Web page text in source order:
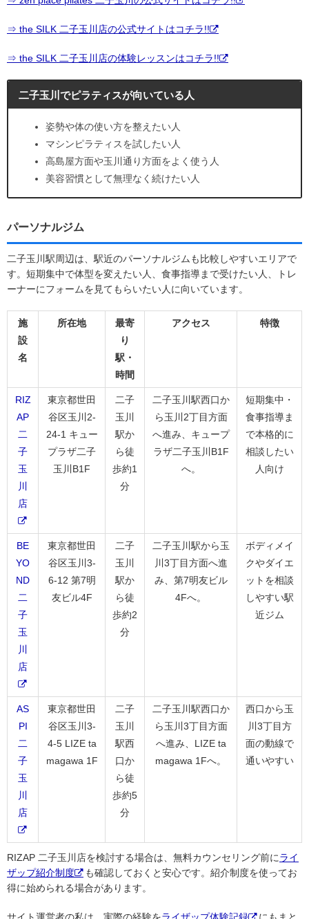
⇒ the SILK 二子玉川店の公式サイトはコチラ!!
⇒ the SILK 二子玉川店の体験レッスンはコチラ!!
二子玉川でピラティスが向いている人
姿勢や体の使い方を整えたい人
マシンピラティスを試したい人
高島屋方面や玉川通り方面をよく使う人
美容習慣として無理なく続けたい人
パーソナルジム
二子玉川駅周辺は、駅近のパーソナルジムも比較しやすいエリアで
す。短期集中で体型を変えたい人、食事指導まで受けたい人、トレ
ーナーにフォームを見てもらいたい人に向いています。
施
設
名
所在地
最寄
り
駅・
時間
アクセス 特徴
RIZ
AP
二
子
玉
川
店
東京都世田
谷区玉川2-
24-1 キュー
プラザ二子
玉川B1F
二子
玉川
駅か
ら徒
歩約1
分
二子玉川駅西口か
ら玉川2丁目方面
へ進み、キュープ
ラザ二子玉川B1F
へ。
短期集中・
食事指導ま
で本格的に
相談したい
人向け
BE
YO
ND
二
子
玉
川
店
東京都世田
谷区玉川3-
6-12 第7明
友ビル4F
二子
玉川
駅か
ら徒
歩約2
分
二子玉川駅から玉
川3丁目方面へ進
み、第7明友ビル
4Fへ。
ボディメイ
クやダイエ
ットを相談
しやすい駅
近ジム
AS
PI
二
子
玉
川
店
東京都世田
谷区玉川3-
4-5 LIZE ta
magawa 1F
二子
玉川
駅西
口か
ら徒
歩約5
分
二子玉川駅西口か
ら玉川3丁目方面
へ進み、LIZE ta
magawa 1Fへ。
西口から玉
川3丁目方
面の動線で
通いやすい
RIZAP 二子玉川店を検討する場合は、無料カウンセリング前にライ
ザップ紹介制度
も確認しておくと安心です。紹介制度を使ってお
得に始められる場合があります。